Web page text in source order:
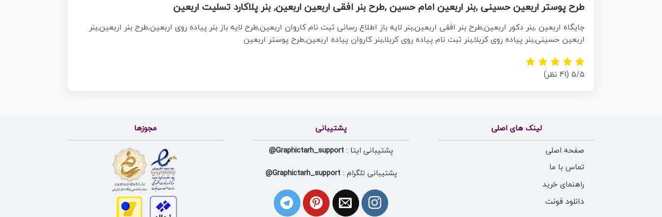
طرح پوستر اربعین حسینی ,بنر اربعین امام حسین ,طرح بنر افقی اربعین اربعین, بنر پلاکارد تسلیت اربعین
جایگاه اربعین ,بنر دکور اربعین,طرح بنر افقی اربعین,بنر لایه باز اطلاع رسانی ثبت نام کاروان اربعین,طرح لایه باز بنر پیاده روی اربعین,طرح بنر اربعین,بنر
اربعین حسینی,بنر پیاده روی کربلا,بنر ثبت نام پیاده روی کربلا,بنر کاروان پیاده اربعین,طرح پوستر اربعین
5/5 (41 نظر)
لینک های اصلی
صفحه اصلی
تماس با ما
راهنمای خرید
دانلود فونت
پشتیبانی
پشتیبانی ایتا : Graphictarh_support@
پشتیبانی تلگرام :Graphictarh_support@
مجوزها